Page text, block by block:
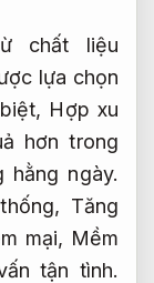
chất liệu
lựa chọn
Hợp xu
hơn trong
hằng ngày.
Tăng
mại, Mềm
tận tình.